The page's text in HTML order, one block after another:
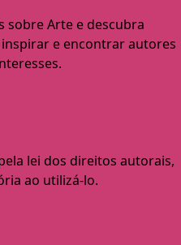
sobre Arte e descubra
e encontrar autores
lei dos direitos autorais,
ao utilizá-lo.